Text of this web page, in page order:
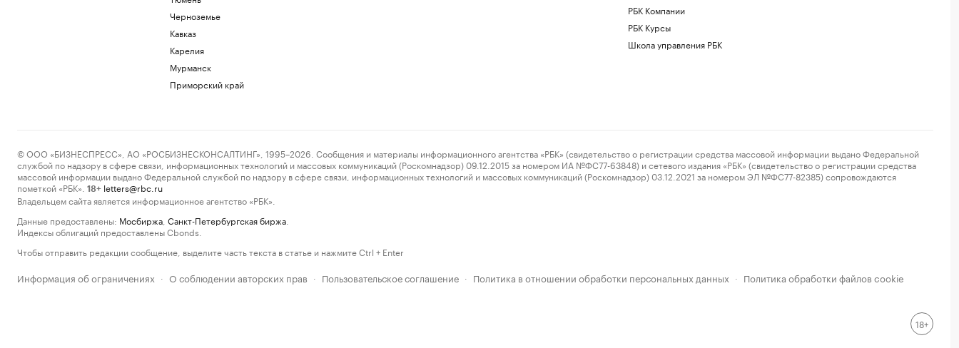
Черноземье
Кавказ
Карелия
Мурманск
Приморский край
РБК Компании
РБК Курсы
Школа управления РБК
© ООО «БИЗНЕСПРЕСС», АО «РОСБИЗНЕСКОНСАЛТИНГ», 1995–2026. Сообщения и материалы информационного агентства «РБК» (свидетельство о регистрации средства массовой информации выдано Федеральной
службой по надзору в сфере связи, информационных технологий и массовых коммуникаций (Роскомнадзор) 09.12.2015 за номером ИА №ФС77-63848) и сетевого издания «РБК» (свидетельство о регистрации средства
массовой информации выдано Федеральной службой по надзору в сфере связи, информационных технологий и массовых коммуникаций (Роскомнадзор) 03.12.2021 за номером ЭЛ №ФС77-82385) сопровождаются
пометкой «РБК».
18+ letters@rbc.ru
Владельцем сайта является информационное агентство «РБК».
Данные предоставлены: Мосбиржа Санкт-Петербургская биржа
Индексы облигаций предоставлены Cbonds.
Чтобы отправить редакции сообщение, выделите часть текста в статье и нажмите Ctrl + Enter
Информация об ограничениях · О соблюдении авторских прав · Пользовательское соглашение · Политика в отношении обработки персональных данных · Политика обработки файлов cookie
18+